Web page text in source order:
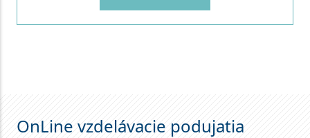
OnLine vzdelávacie podujatia